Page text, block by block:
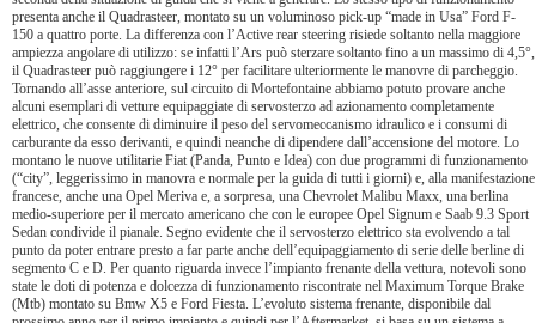
presenta anche il Quadrasteer, montato su un voluminoso pick-up “made in Usa” Ford F-
150 a quattro porte. La differenza con l’Active rear steering risiede soltanto nella maggiore
ampiezza angolare di utilizzo: se infatti l’Ars può sterzare soltanto fino a un massimo di 4,5°,
il Quadrasteer può raggiungere i 12° per facilitare ulteriormente le manovre di parcheggio.
Tornando all’asse anteriore, sul circuito di Mortefontaine abbiamo potuto provare anche
alcuni esemplari di vetture equipaggiate di servosterzo ad azionamento completamente
elettrico, che consente di diminuire il peso del servomeccanismo idraulico e i consumi di
carburante da esso derivanti, e quindi neanche di dipendere dall’accensione del motore. Lo
montano le nuove utilitarie Fiat (Panda, Punto e Idea) con due programmi di funzionamento
(“city”, leggerissimo in manovra e normale per la guida di tutti i giorni) e, alla manifestazione
francese, anche una Opel Meriva e, a sorpresa, una Chevrolet Malibu Maxx, una berlina
medio-superiore per il mercato americano che con le europee Opel Signum e Saab 9.3 Sport
Sedan condivide il pianale. Segno evidente che il servosterzo elettrico sta evolvendo a tal
punto da poter entrare presto a far parte anche dell’equipaggiamento di serie delle berline di
segmento C e D. Per quanto riguarda invece l’impianto frenante della vettura, notevoli sono
state le doti di potenza e dolcezza di funzionamento riscontrate nel Maximum Torque Brake
(Mtb) montato su Bmw X5 e Ford Fiesta. L’evoluto sistema frenante, disponibile dal